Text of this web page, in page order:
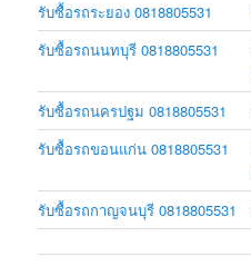
รับซื้อรถระยอง 0818805531
รับซื้อรถนนทบุรี 0818805531
รับซื้อรถนครปฐม 0818805531
รับซื้อรถขอนแก่น 0818805531
รับซื้อรถกาญจนบุรี 0818805531